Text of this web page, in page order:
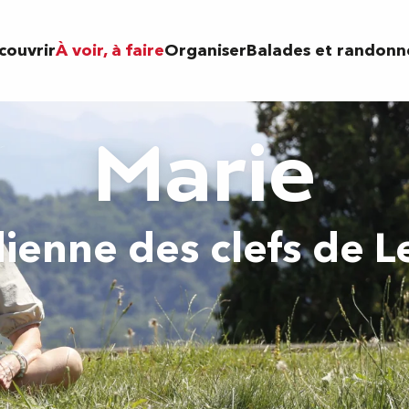
À voir, à faireOrganiserBalades et
Marie
des clefs de